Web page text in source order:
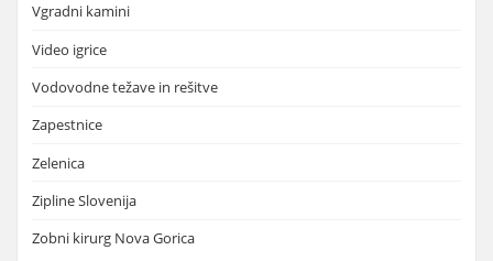
Vgradni kamini
Video igrice
Vodovodne težave in rešitve
Zapestnice
Zelenica
Zipline Slovenija
Zobni kirurg Nova Gorica